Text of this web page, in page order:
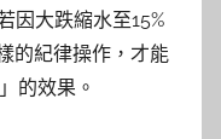
因大跌縮水至15%
的紀律操作，才能
的效果。